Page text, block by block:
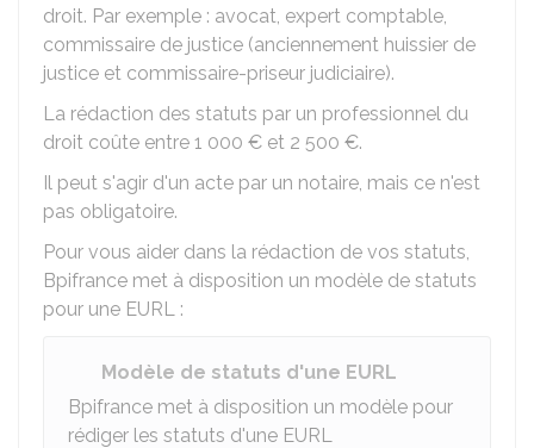
droit. Par exemple : avocat, expert comptable,
commissaire de justice (anciennement huissier de
justice et commissaire-priseur judiciaire).
La rédaction des statuts par un professionnel du
droit coûte entre 1 000 € et 2 500 €.
Il peut s'agir d'un acte par un notaire, mais ce n'est
pas obligatoire.
Pour vous aider dans la rédaction de vos statuts,
Bpifrance met à disposition un modèle de statuts
pour une EURL :
Modèle de statuts d'une EURL
Bpifrance met à disposition un modèle pour
rédiger les statuts d'une EURL